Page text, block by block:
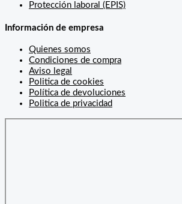
Protección laboral (EPIS)
Información de empresa
Quienes somos
Condiciones de compra
Aviso legal
Politica de cookies
Política de devoluciones
Politica de privacidad